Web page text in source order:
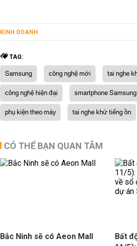
KINH DOANH
TAG:
Samsung công nghệ mới tai nghe
công nghệ hiện đại
smartphone Samsung
phụ kiện theo máy
tai nghe khử tiếng ồn
CÓ THỂ BẠN QUAN TÂM
Bắc Ninh sẽ có Aeon Mall
Bất